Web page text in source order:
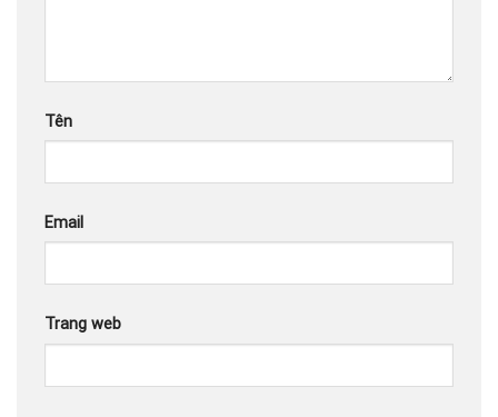
Tên
Email
Trang web